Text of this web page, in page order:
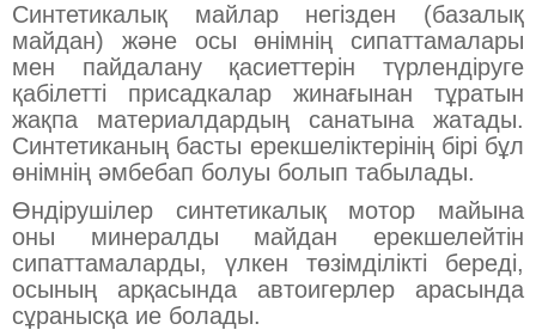
Синтетикалық майлар негізден (базалық
майдан) және осы өнімнің сипаттамалары
мен пайдалану қасиеттерін түрлендіруге
қабілетті присадкалар жинағынан тұратын
жақпа материалдардың санатына жатады.
Синтетиканың басты ерекшеліктерінің бірі бұл
өнімнің әмбебап болуы болып табылады.
Өндірушілер синтетикалық мотор майына
оны минералды майдан ерекшелейтін
сипаттамаларды, үлкен төзімділікті береді,
осының арқасында автоигерлер арасында
сұранысқа ие болады.